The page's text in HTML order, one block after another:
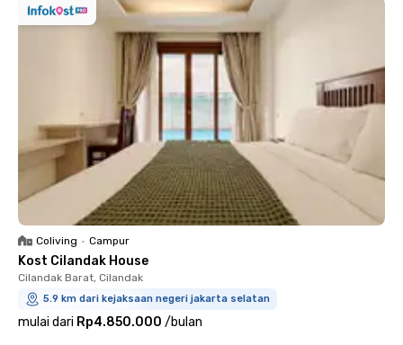
Coliving • Campur
Kost Cilandak House
Cilandak Barat, Cilandak
5.9 km dari kejaksaan negeri jakarta selatan
mulai dari Rp4.850.000 /bulan